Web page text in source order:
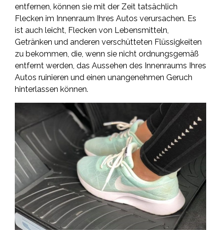
entfernen, können sie mit der Zeit tatsächlich
Flecken im Innenraum Ihres Autos verursachen. Es
ist auch leicht, Flecken von Lebensmitteln,
Getränken und anderen verschütteten Flüssigkeiten
zu bekommen, die, wenn sie nicht ordnungsgemäß
entfernt werden, das Aussehen des Innenraums Ihres
Autos ruinieren und einen unangenehmen Geruch
hinterlassen können.